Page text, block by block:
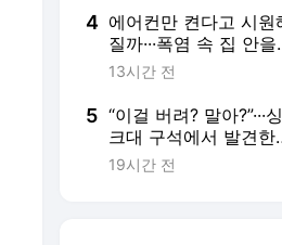
4 에어컨만 켠다고 시원
질까···폭염 속 집 안을
달구는 건 ‘이것’
13시간 전
5 “이걸 버려? 말아?”···싱
크대 구석에서 발견한
년 묵은 베이킹소다·과
19시간 전